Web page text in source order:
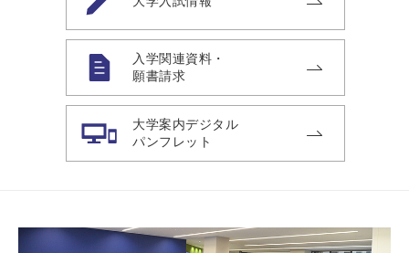
入学関連資料・
願書請求
大学案内デジタル
パンフレット